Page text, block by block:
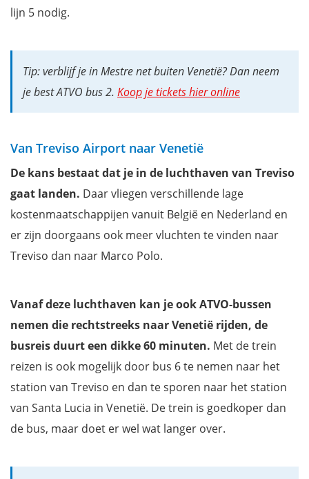
lijn 5 nodig.
Tip: verblijf je in Mestre net buiten Venetië? Dan neem
je best ATVO bus 2. Koop je tickets hier online
Van Treviso Airport naar Venetië
De kans bestaat dat je in de luchthaven van Treviso
gaat landen. Daar vliegen verschillende lage
kostenmaatschappijen vanuit België en Nederland en
er zijn doorgaans ook meer vluchten te vinden naar
Treviso dan naar Marco Polo.
Vanaf deze luchthaven kan je ook ATVO-bussen
nemen die rechtstreeks naar Venetië rijden, de
busreis duurt een dikke 60 minuten. Met de trein
reizen is ook mogelijk door bus 6 te nemen naar het
station van Treviso en dan te sporen naar het station
van Santa Lucia in Venetië. De trein is goedkoper dan
de bus, maar doet er wel wat langer over.